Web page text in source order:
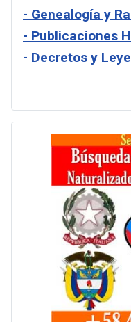
- Genealogía y
- Publicaciones
- Decretos y